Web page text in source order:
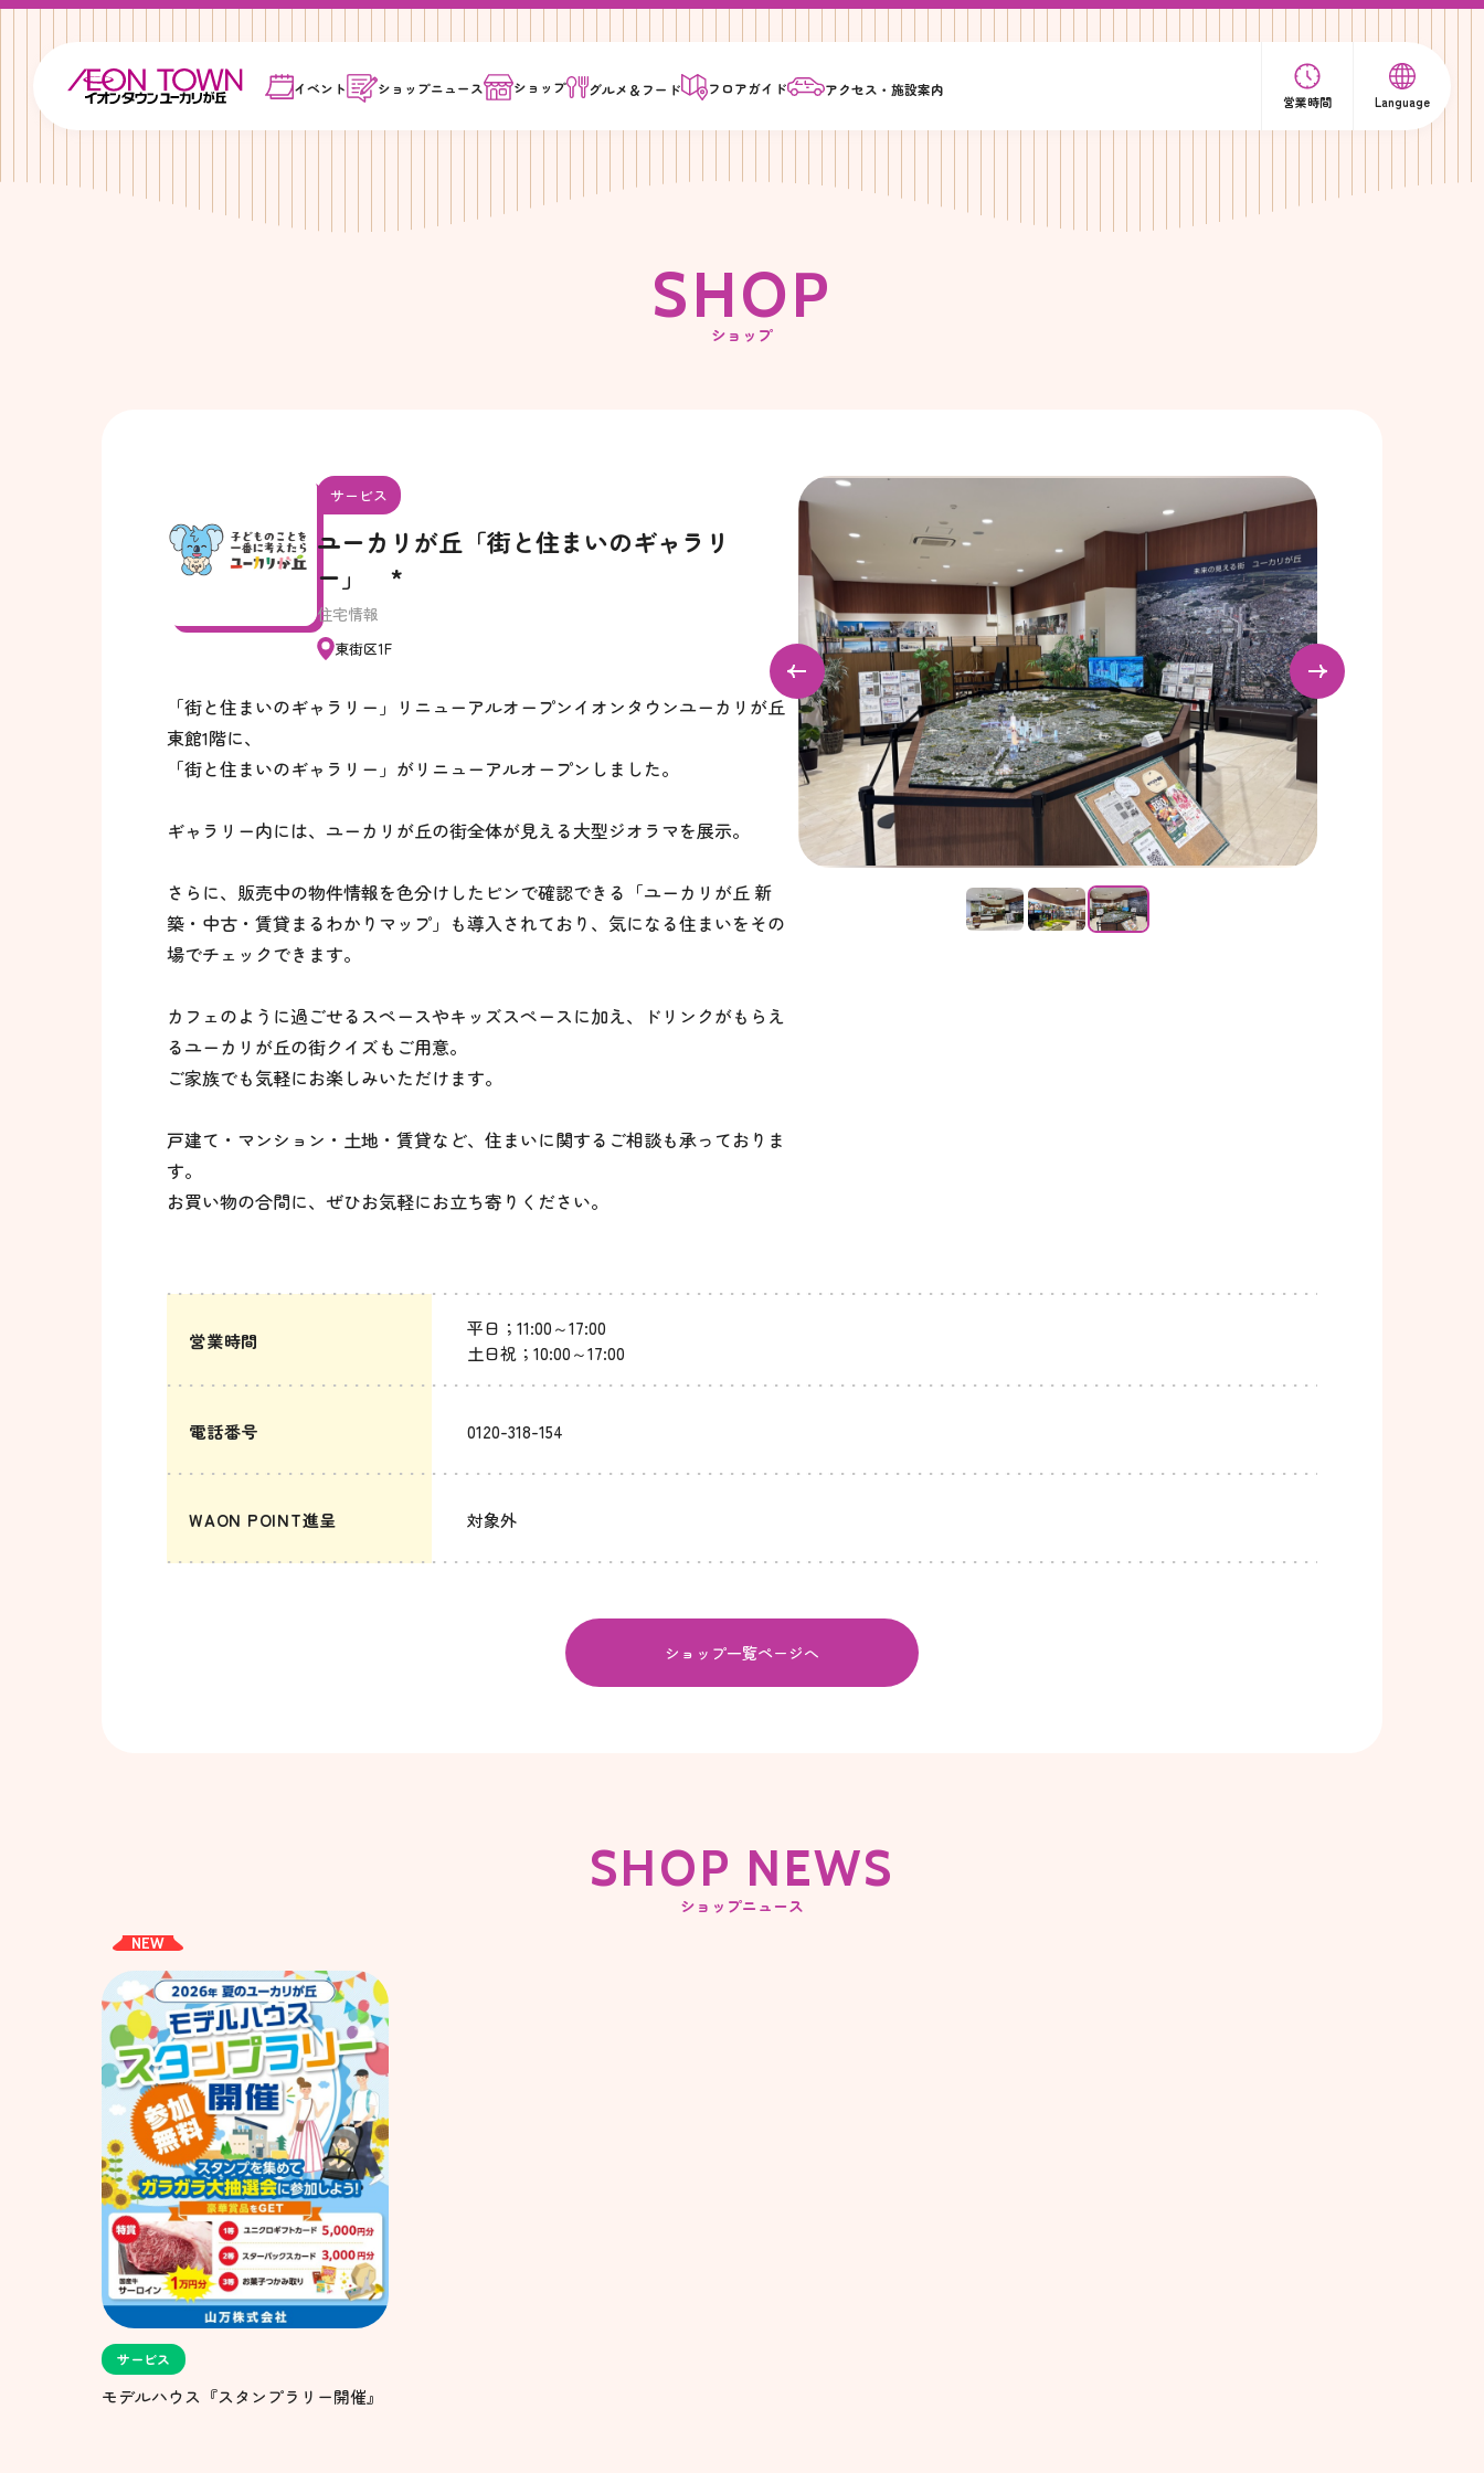
イベント ショップニュース ショップ グルメ＆ フード フロアガイド アクセス・施設案内
営業時間 Language
SHOP
ショップ
サービス
ユーカリが丘「街と住まいのギャラリ
ー」 *
住宅情報
東街区1F
「街と住まいのギャラリー」リニューアルオープンイオンタウンユーカリが丘
東館1階に、
「街と住まいのギャラリー」がリニューアルオープンしました。
ギャラリー内には、ユーカリが丘の街全体が見える大型ジオラマを展示。
さらに、販売中の物件情報を色分けしたピンで確認できる「ユーカリが丘 新
築・中古・賃貸まるわかりマップ」も導入されており、気になる住まいをその
場でチェックできます。
カフェのように過ごせるスペースやキッズスペースに加え、ドリンクがもらえ
るユーカリが丘の街クイズもご用意。
ご家族でも気軽にお楽しみいただけます。
戸建て・マンション・土地・賃貸など、住まいに関するご相談も承っておりま
す。
お買い物の合間に、ぜひお気軽にお立ち寄りください。
営業時間
平日；11:00～17:00
土日祝；10:00～17:00
電話番号 0120-318-154
WAON POINT進呈 対象外
ショップ一覧ページへ
SHOP NEWS
ショップニュース
NEW
サービス
モデルハウス『スタンプラリー開催』